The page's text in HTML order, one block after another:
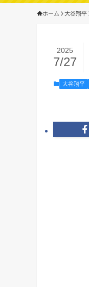
ホーム 大谷翔平
2025
7/27
大谷翔平